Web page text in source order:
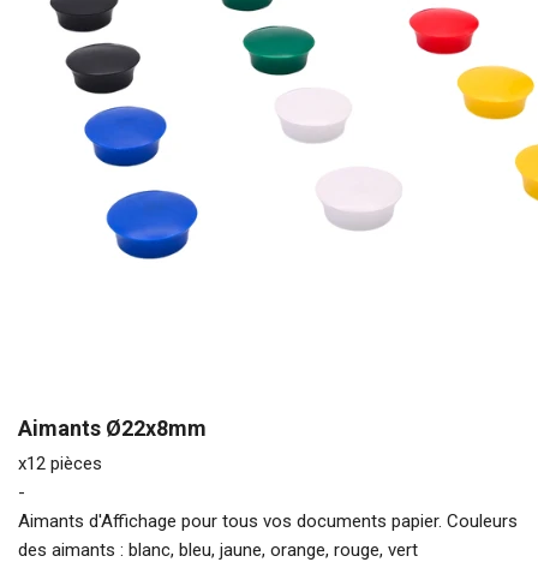
Aimants Ø22x8mm
x12 pièces
-
Aimants d'Affichage pour tous vos documents papier. Couleurs
des aimants : blanc, bleu, jaune, orange, rouge, vert